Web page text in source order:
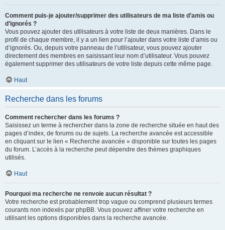
Comment puis-je ajouter/supprimer des utilisateurs de ma liste d’amis ou
d’ignorés ?
Vous pouvez ajouter des utilisateurs à votre liste de deux manières. Dans le
profil de chaque membre, il y a un lien pour l’ajouter dans votre liste d’amis ou
d’ignorés. Ou, depuis votre panneau de l’utilisateur, vous pouvez ajouter
directement des membres en saisissant leur nom d’utilisateur. Vous pouvez
également supprimer des utilisateurs de votre liste depuis cette même page.
Haut
Recherche dans les forums
Comment rechercher dans les forums ?
Saisissez un terme à rechercher dans la zone de recherche située en haut des
pages d’index, de forums ou de sujets. La recherche avancée est accessible
en cliquant sur le lien « Recherche avancée » disponible sur toutes les pages
du forum. L’accès à la recherche peut dépendre des thèmes graphiques
utilisés.
Haut
Pourquoi ma recherche ne renvoie aucun résultat ?
Votre recherche est probablement trop vague ou comprend plusieurs termes
courants non indexés par phpBB. Vous pouvez affiner votre recherche en
utilisant les options disponibles dans la recherche avancée.